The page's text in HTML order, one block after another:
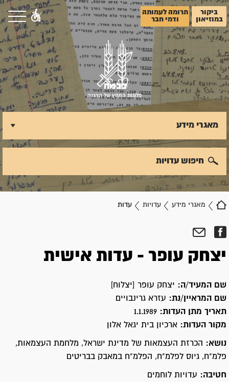
ביקור
במוזיאון
תרומה לעמותה
ודמי חבר
פלוגות המחץ של ההגנה
מאגרי מידע עדויות עדות
מאגרי מידע
חיפוש עדויות
יצחק עופר - עדות אישית
שם המעיד/ה: יצחק עופר [יצלוח]
שם המראיין/נת: עזרא גרינבויים
תאריך מתן העדות: 1.1.1989
מקור העדות: ארכיון בית יגאל אלון
נושא:
הכרזת העצמאות של מדינת ישראל, מלחמת העצמאות,
פלמ"ח, גיוס לפלמ"ח, הפלמ"ח במאבק בבריטים
חטיבה: עדויות לוחמים